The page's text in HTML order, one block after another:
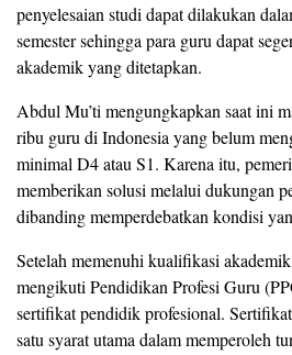
penyelesaian studi dapat dilakukan
semester sehingga para guru dapat
akademik yang ditetapkan.
Abdul Mu’ti mengungkapkan saat ini
ribu guru di Indonesia yang belum
minimal D4 atau S1. Karena itu,
memberikan solusi melalui dukungan
dibanding memperdebatkan kondisi
Setelah memenuhi kualifikasi
mengikuti Pendidikan Profesi Guru
sertifikat pendidik profesional.
satu syarat utama dalam memperoleh